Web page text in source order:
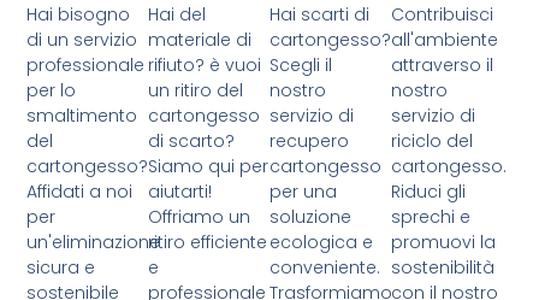
Hai bisogno
di un servizio
professionale
per lo
smaltimento
del
cartongesso?
Affidati a noi
per
un'eliminazione
sicura e
sostenibile
Hai del
materiale di
rifiuto? è vuoi
un ritiro del
cartongesso
di scarto?
Siamo qui per
aiutarti!
Offriamo un
ritiro efficiente
e
professionale
Hai scarti di
cartongesso?
Scegli il
nostro
servizio di
recupero
cartongesso
per una
soluzione
ecologica e
conveniente.
Trasformiamo
Contribuisci
all'ambiente
attraverso il
nostro
servizio di
riciclo del
cartongesso.
Riduci gli
sprechi e
promuovi la
sostenibilità
con il nostro